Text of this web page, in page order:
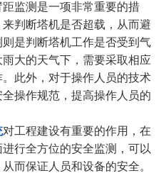
监测是一项非常重要的措
判断塔机是否超载，从而避
是判断塔机工作是否受到气
大的天气下，需要采取相应
此外，对于操作人员的技术
操作规范，提高操作人员的
对工程建设有重要的作用，在
行全方位的安全监测，可以
而保证人员和设备的安全。